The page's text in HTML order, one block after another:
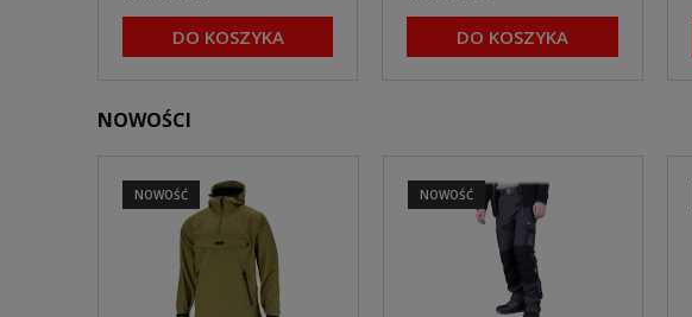
DO KOSZYKA DO KOSZYKA
NOWOŚCI
NOWOŚĆ NOWOŚĆ